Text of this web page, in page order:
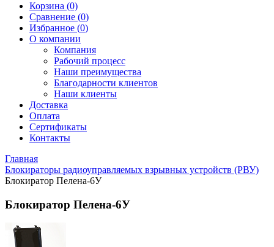
Корзина (0)
Сравнение (0)
Избранное (0)
О компании
Компания
Рабочий процесс
Наши преимущества
Благодарности клиентов
Наши клиенты
Доставка
Оплата
Сертификаты
Контакты
Главная
Блокираторы радиоуправляемых взрывных устройств (РВУ)
Блокиратор Пелена-6У
Блокиратор Пелена-6У